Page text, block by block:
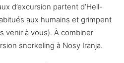
d’excursion partent d’Hell-
aux humains et grimpent
venir à vous). À combiner
snorkeling à Nosy Iranja.